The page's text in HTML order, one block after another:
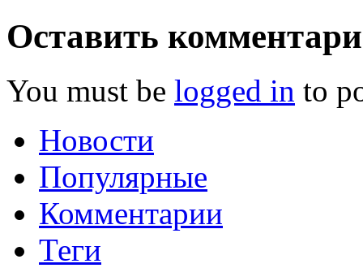
Оставить
You must be logged in to
Новости
Популярные
Комментарии
Теги